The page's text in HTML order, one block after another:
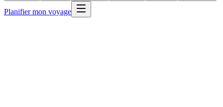
Planifier mon voyage